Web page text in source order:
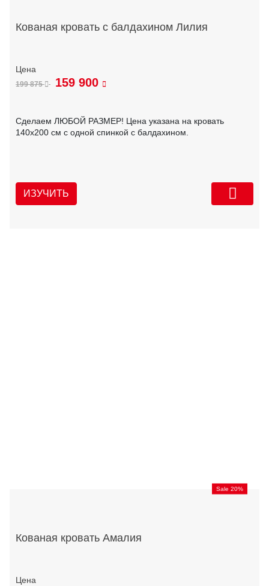
Кованая кровать с балдахином Лилия
199 875 159 900
Сделаем ЛЮБОЙ РАЗМЕР! Цена указана на кровать
140х200 см с одной спинкой с балдахином.
ИЗУЧИТЬ
Sale 20%
Кованая кровать Амалия